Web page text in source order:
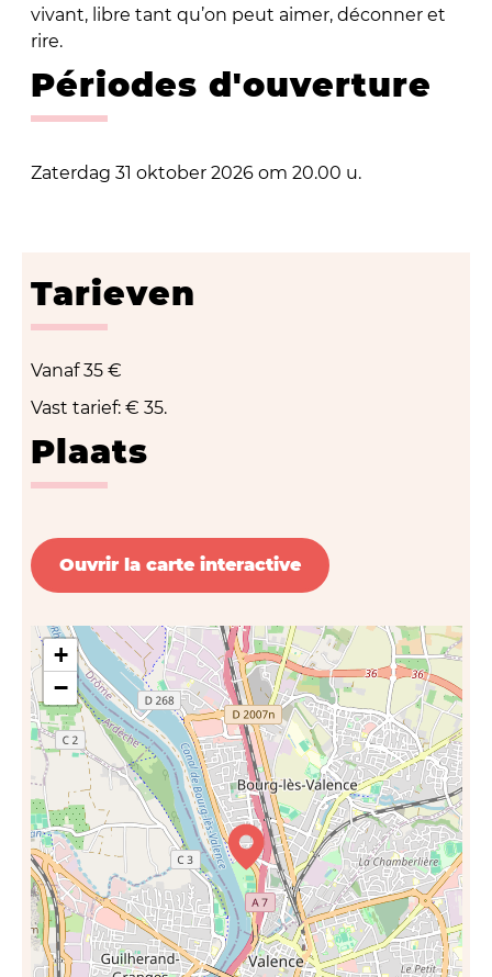
vivant, libre tant qu’on peut aimer, déconner et
rire.
Périodes d'ouverture
Zaterdag 31 oktober 2026 om 20.00 u.
Tarieven
Vanaf 35 €
Vast tarief: € 35.
Plaats
Ouvrir la carte interactive
+
−